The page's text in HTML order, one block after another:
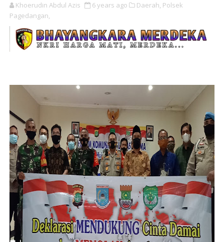
Khoerudin Abdul Azis 6 years ago Daerah, Polsek
Pagedangan,